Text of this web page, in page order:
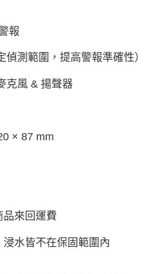
報
偵測範圍，提高警報準確性）
克風 & 揚聲器
× 87 mm
來回運費
水皆不在保固範圍內